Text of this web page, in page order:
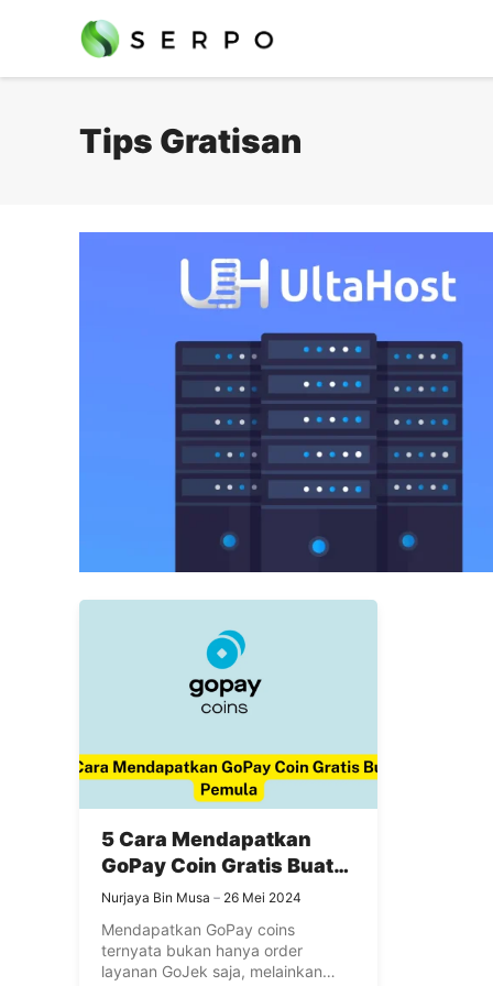
Tips Gratisan
5 Cara Mendapatkan
GoPay Coin Gratis Buat
Pemula
Nurjaya Bin Musa 26 Mei 2024
Mendapatkan GoPay coins
ternyata bukan hanya order
layanan GoJek saja, melainkan